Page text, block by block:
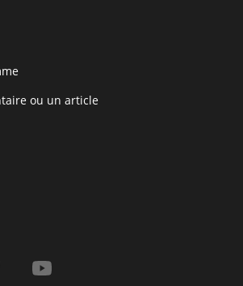
ou un article